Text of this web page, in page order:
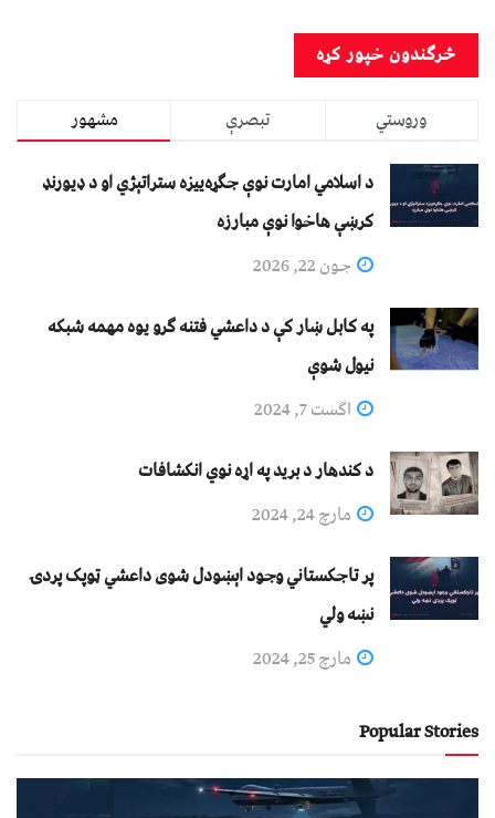
مشهور تبصرې
وروستي
د اسلامي امارت نوې جګړه‌ییزه ستراتېژي او د ډیورنډ
کرښې هاخوا نوې مبارزه
جون 22, 2026
په کابل ښار کې د داعشي فتنه ګرو يوه مهمه شبکه
نيول شوې
اگست 7, 2024
د کندهار د برید په اړه نوي انکشافات
مارچ 24, 2024
پر تاجکستاني وجود اېښودل شوی داعشي ټوپک پردۍ
نښه ولي
مارچ 25, 2024
Popular Stories